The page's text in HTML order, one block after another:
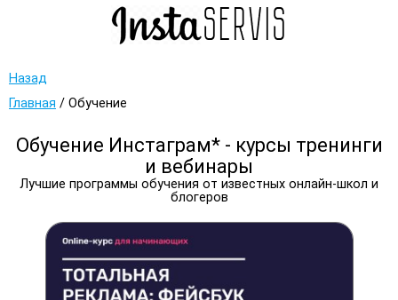
Назад
Главная / Обучение
Обучение Инстаграм* - курсы тренинги
и вебинары
Лучшие программы обучения от известных онлайн-школ и
блогеров